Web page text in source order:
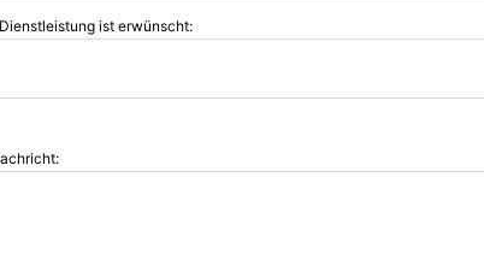
ist erwünscht: